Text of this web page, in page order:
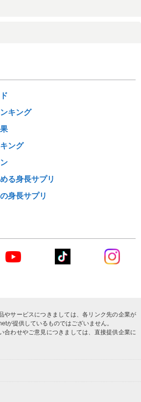
キング
ング
る身長サプリ
身長サプリ
やサービスにつきましては、各リンク先の企業が
が提供しているものではございません。
合わせやご意見につきましては、直接提供企業に